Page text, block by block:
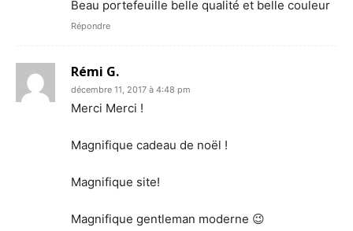
Beau portefeuille belle qualité et belle couleur
Répondre
Rémi G.
décembre 11, 2017 à 4:48 pm
Merci Merci !
Magnifique cadeau de noël !
Magnifique site!
Magnifique gentleman moderne 😉